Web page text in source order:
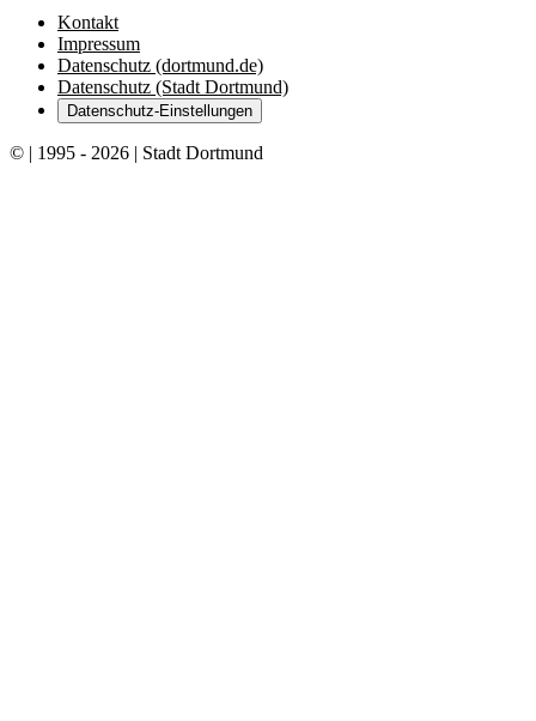
Kontakt
Impressum
Datenschutz (dortmund.de)
Datenschutz (Stadt Dortmund)
Datenschutz-Einstellungen
© | 1995 - 2026 | Stadt Dortmund